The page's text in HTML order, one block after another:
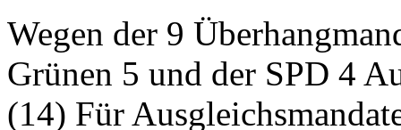
Wegen der 9
Grünen 5 und der SPD 4
(14) Für